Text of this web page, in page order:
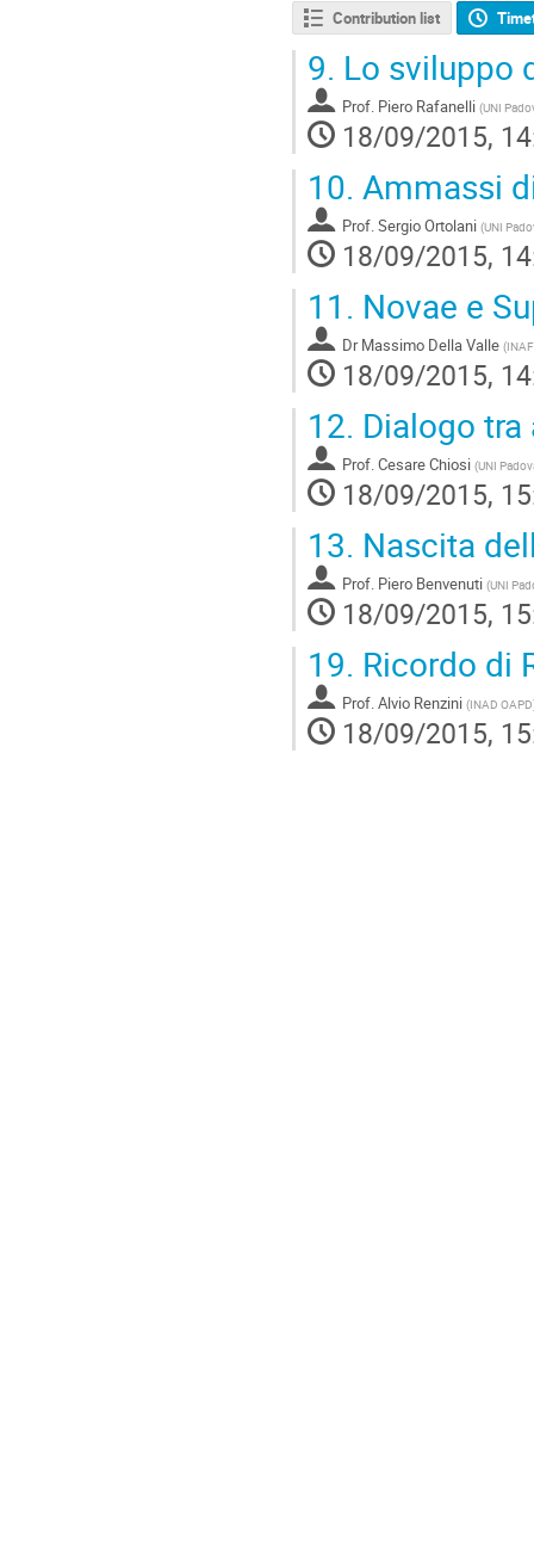
Contribution list
9. Lo sviluppo
Prof. Piero Rafanelli (UNI
18/09/2015,
10. Ammassi
Prof.Sergio Ortolani (UNI
18/09/2015,
11. Novae e
Dr Massimo Della Valle (
18/09/2015,
12. Dialogo
Prof.Cesare Chiosi (UNI
18/09/2015,
13. Nascita
Prof. Piero Benvenuti (UNI
18/09/2015,
19. Ricordo di
Prof.Alvio Renzini (INAD OAPD
18/09/2015,